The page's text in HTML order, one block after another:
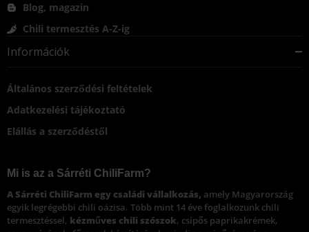
Blog, magazin
Chili termesztés A-Z-ig
Információk
Általános szerződési feltételek
Adatkezelési tájékoztató
Elállás a szerződéstől
Mi is az a Sárréti ChiliFarm?
A Sárréti ChiliFarm egy családi vállalkozás, amely Magyarország
egyik legrégebbi chili oázisa. Több mint 14 éve foglalkozunk chili
termesztéssel, kézműves chili szószok, csípős paprikakrémek,